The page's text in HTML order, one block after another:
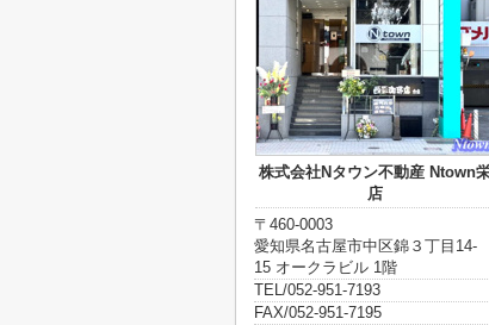
株式会社Nタウン不動産 Ntown
店
〒460-0003
愛知県名古屋市中区錦３丁目14-
15 オークラビル 1階
TEL/052-951-7193
FAX/052-951-7195